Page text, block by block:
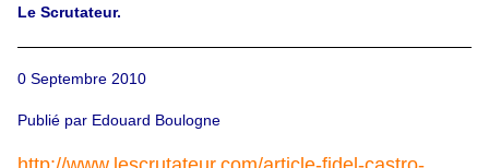
Le Scrutateur.
0 Septembre 2010
Publié par Edouard Boulogne